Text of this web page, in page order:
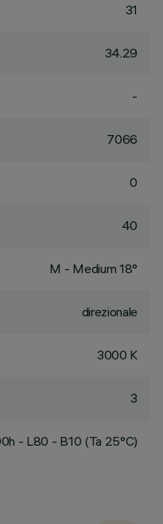
31
34.29
-
7066
0
40
M - Medium 18°
direzionale
3000 K
3
- L80 - B10 (Ta 25°C)